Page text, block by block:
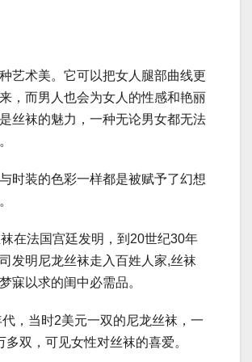
艺术美。它可以把女人腿部曲线更
，而男人也会为女人的性感和艳丽
丝袜的魅力，一种无论男女都无法
时装的色彩一样都是被赋予了幻想
在法国宫廷发明，到20世纪30年
发明尼龙丝袜走入百姓人家,丝袜
寐以求的闺中必需品。
，当时2美元一双的尼龙丝袜，一
多双，可见女性对丝袜的喜爱。